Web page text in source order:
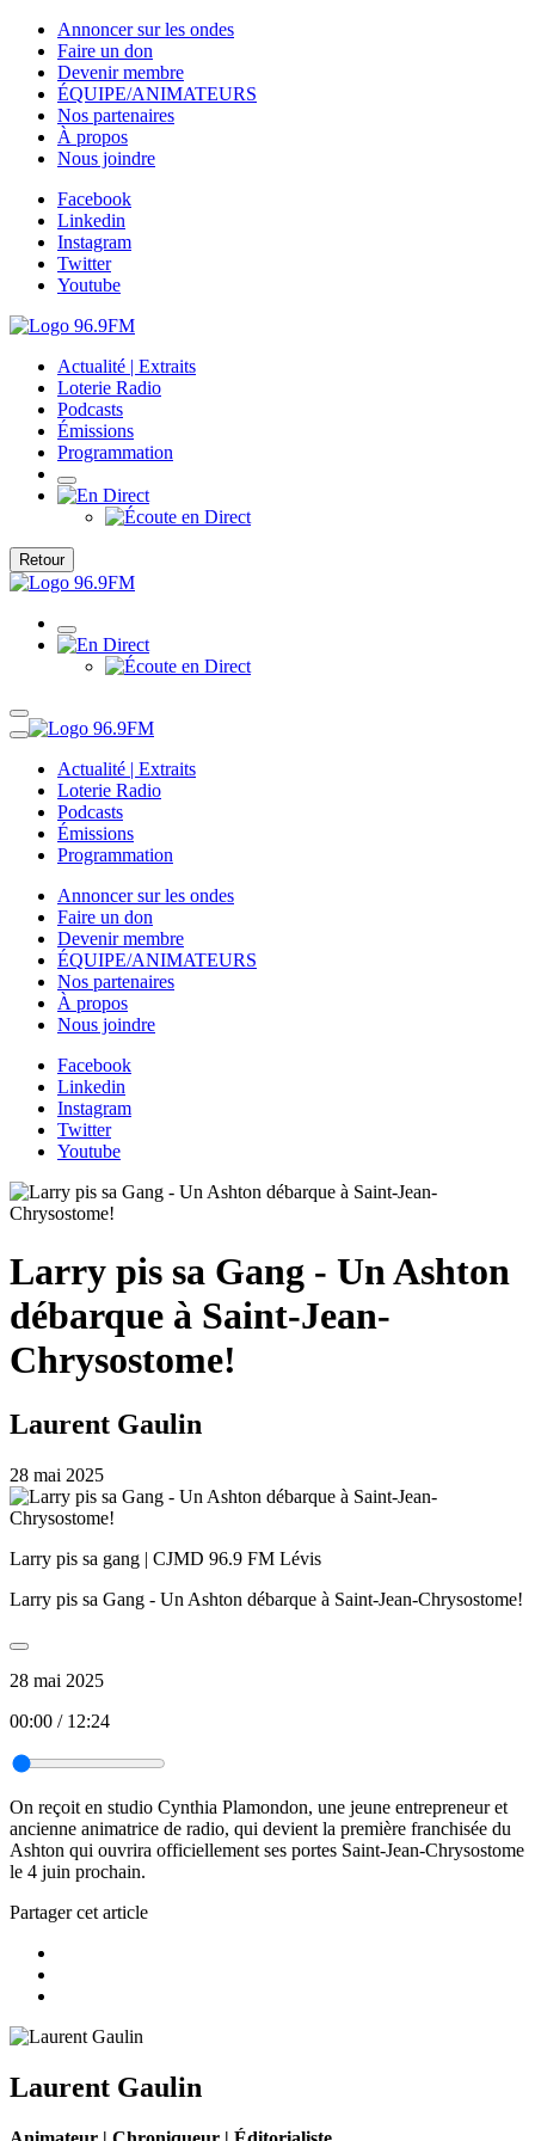
Annoncer sur les ondes
Faire un don
Devenir membre
ÉQUIPE/ANIMATEURS
Nos partenaires
À propos
Nous joindre
Facebook
Linkedin
Instagram
Twitter
Youtube
Actualité | Extraits
Loterie Radio
Podcasts
Émissions
Programmation
Retour
Actualité | Extraits
Loterie Radio
Podcasts
Émissions
Programmation
Annoncer sur les ondes
Faire un don
Devenir membre
ÉQUIPE/ANIMATEURS
Nos partenaires
À propos
Nous joindre
Facebook
Linkedin
Instagram
Twitter
Youtube
Larry pis sa Gang - Un Ashton
débarque à Saint-Jean-
Chrysostome!
Laurent Gaulin
28 mai 2025
Larry pis sa gang | CJMD 96.9 FM Lévis
Larry pis sa Gang - Un Ashton débarque à Saint-Jean-Chrysostome!
28 mai 2025
00:00 / 12:24
On reçoit en studio Cynthia Plamondon, une jeune entrepreneur et
ancienne animatrice de radio, qui devient la première franchisée du
Ashton qui ouvrira officiellement ses portes Saint-Jean-Chrysostome
le 4 juin prochain.
Partager cet article
Laurent Gaulin